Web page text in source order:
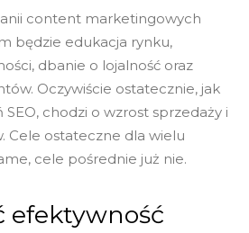
content marketingowych
będzie edukacja rynku,
dbanie o lojalność oraz
Oczywiście ostatecznie, jak
SEO, chodzi o wzrost sprzedaży i
Cele ostateczne dla wielu
cele pośrednie już nie.
efektywność